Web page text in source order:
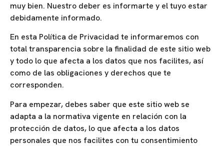
muy bien. Nuestro deber es informarte y el tuyo estar
debidamente informado.
En esta Política de Privacidad te informaremos con
total transparencia sobre la finalidad de este sitio web
y todo lo que afecta a los datos que nos facilites, así
como de las obligaciones y derechos que te
corresponden.
Para empezar, debes saber que este sitio web se
adapta a la normativa vigente en relación con la
protección de datos, lo que afecta a los datos
personales que nos facilites con tu consentimiento